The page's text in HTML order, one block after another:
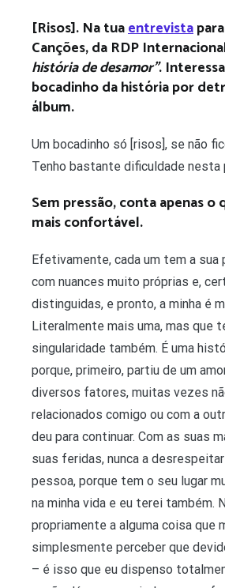
[Risos]. Na tuaentrevista
Canções, da RDP
história de desamor”.
bocadinho da história por
álbum.
Um bocadinho só [risos], se não
Tenho bastante dificuldade nesta
Sem pressão, conta apenas o
mais confortável.
Efetivamente, cada um tem a sua
com nuances muito próprias e,
distinguidas, e pronto, a minha é
Literalmente mais uma, mas que
singularidade também. É uma
porque, primeiro, partiu de um
diversos fatores, muitas vezes
relacionados comigo ou com a
deu para continuar. Com as suas
suas feridas, nunca a
pessoa, porque tem o seu lugar
na minha vida e eu terei também.
propriamente a alguma coisa que
simplesmente perceber que
– é isso que eu dispenso